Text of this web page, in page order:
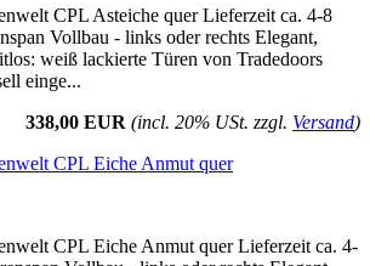
CPL Asteiche quer Lieferzeit ca. 4-8
Vollbau - links oder rechts Elegant,
weiß lackierte Türen von Tradedoors
einge...
338,00 EUR (incl. 20% USt. zzgl. Versand)
CPL Eiche Anmut quer
CPL Eiche Anmut quer Lieferzeit ca. 4-